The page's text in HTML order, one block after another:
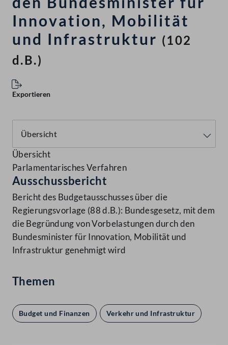
Innovation, Mobilität
und Infrastruktur (102
d.B.)
Exportieren
Übersicht
Parlamentarisches Verfahren
Ausschussbericht
Bericht des Budgetausschusses über die
Regierungsvorlage (88 d.B.): Bundesgesetz, mit dem
die Begründung von Vorbelastungen durch den
Bundesminister für Innovation, Mobilität und
Infrastruktur genehmigt wird
Themen
Budget und Finanzen Verkehr und Infrastruktur